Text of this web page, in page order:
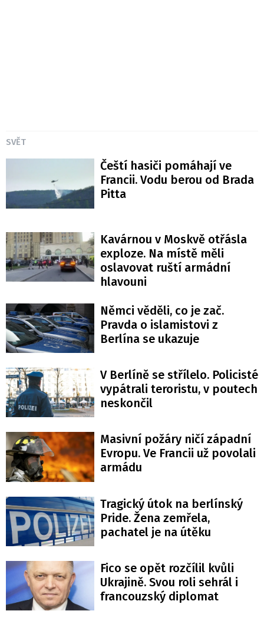
SVĚT
Čeští hasiči pomáhají ve
Francii. Vodu berou od Brada
Pitta
Kavárnou v Moskvě otřásla
exploze. Na místě měli
oslavovat ruští armádní
hlavouni
Němci věděli, co je zač.
Pravda o islamistovi z
Berlína se ukazuje
V Berlíně se střílelo. Policisté
vypátrali teroristu, v poutech
neskončil
Masivní požáry ničí západní
Evropu. Ve Francii už povolali
armádu
Tragický útok na berlínský
Pride. Žena zemřela,
pachatel je na útěku
Fico se opět rozčílil kvůli
Ukrajině. Svou roli sehrál i
francouzský diplomat